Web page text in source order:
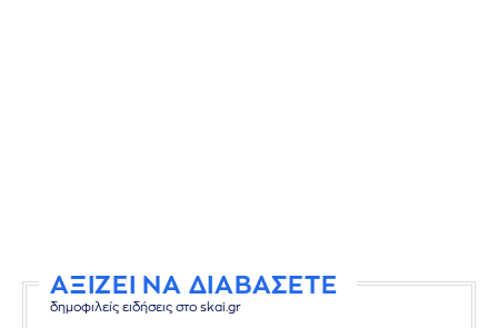
ΑΞΙΖΕΙ ΝΑ ΔΙΑΒΑΣΕΤΕ
δημοφιλείς ειδήσεις στο skai.gr